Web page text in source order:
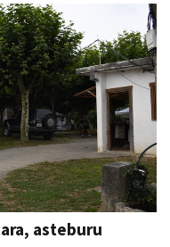
asteburu